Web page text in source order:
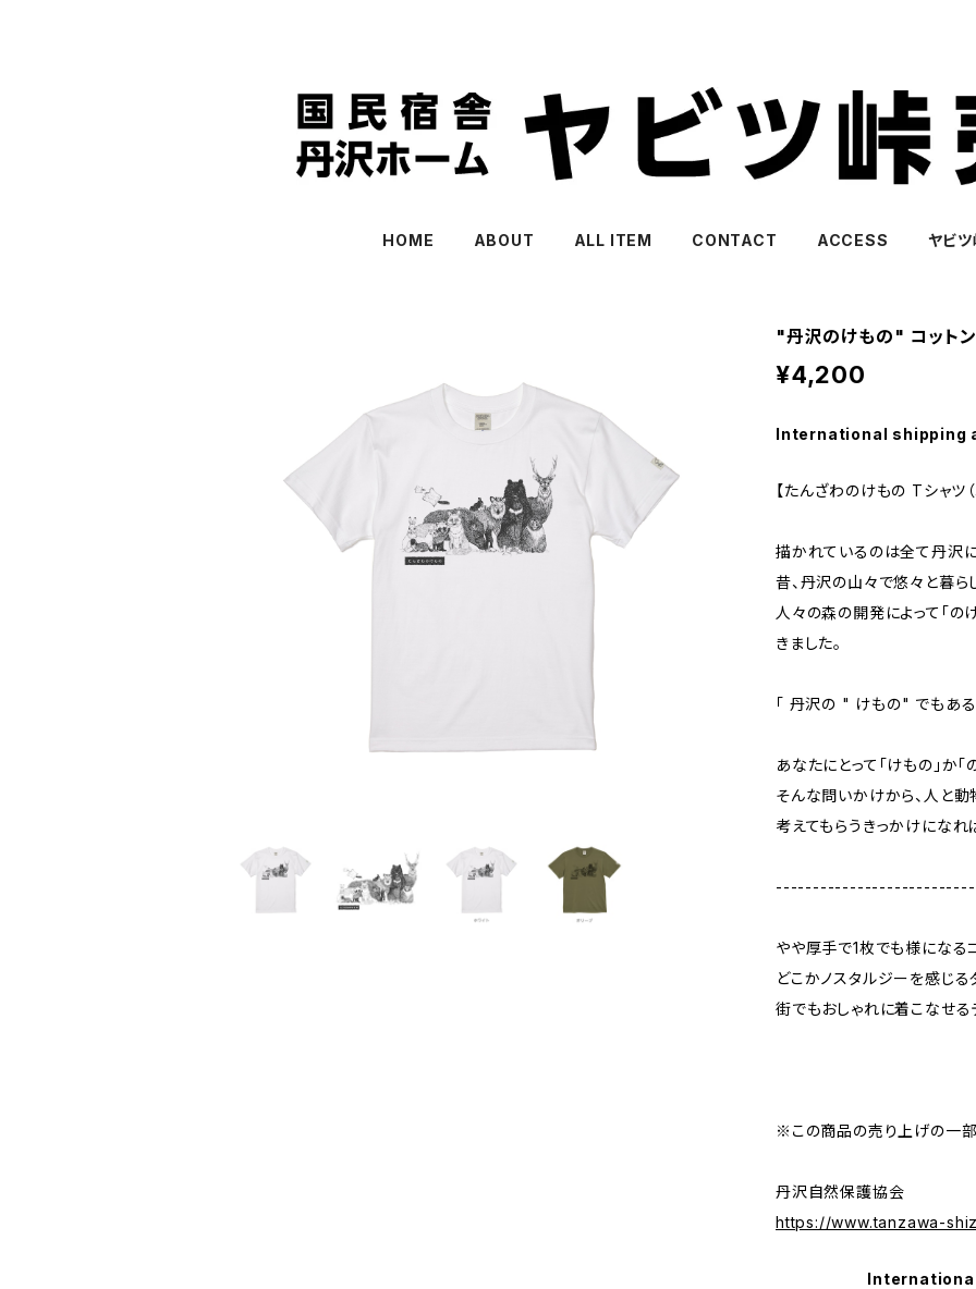
HOME ABOUT ALL ITEM CONTACT ACCESS ヤビ
"丹沢のけもの" コットン
¥4,200
International shipping
【たんざわのけもの Tシャツ（
描かれているのは全て丹沢
昔、丹沢の山々で悠々と暮ら
人々の森の開発によって「の
きました。
「 丹沢の " けもの" でもあ
あなたにとって「けもの」か「
そんな問いかけから、人と
考えてもらうきっかけになれ
やや厚手で1枚でも様になる
どこかノスタルジーを感じる
街でもおしゃれに着こなせる
※この商品の売り上げの一部
丹沢自然保護協会
https://www.tanzawa-